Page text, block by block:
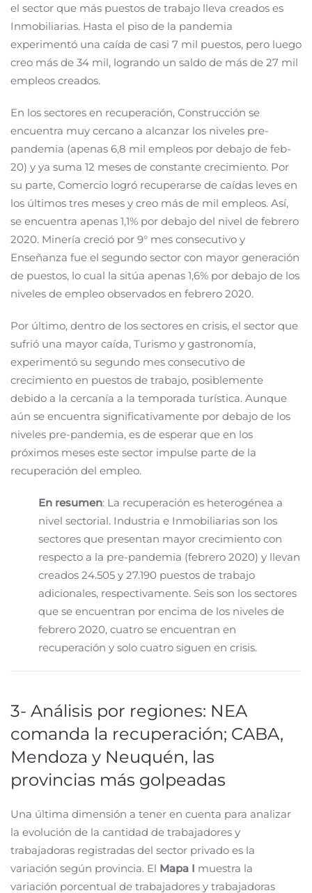
el sector que más puestos de trabajo lleva creados es
Inmobiliarias. Hasta el piso de la pandemia
experimentó una caída de casi 7 mil puestos, pero luego
creo más de 34 mil, logrando un saldo de más de 27 mil
empleos creados.
En los sectores en recuperación, Construcción se
encuentra muy cercano a alcanzar los niveles pre-
pandemia (apenas 6,8 mil empleos por debajo de feb-
20) y ya suma 12 meses de constante crecimiento. Por
su parte, Comercio logró recuperarse de caídas leves en
los últimos tres meses y creo más de mil empleos. Así,
se encuentra apenas 1,1% por debajo del nivel de febrero
2020. Minería creció por 9° mes consecutivo y
Enseñanza fue el segundo sector con mayor generación
de puestos, lo cual la sitúa apenas 1,6% por debajo de los
niveles de empleo observados en febrero 2020.
Por último, dentro de los sectores en crisis, el sector que
sufrió una mayor caída, Turismo y gastronomía,
experimentó su segundo mes consecutivo de
crecimiento en puestos de trabajo, posiblemente
debido a la cercanía a la temporada turística. Aunque
aún se encuentra significativamente por debajo de los
niveles pre-pandemia, es de esperar que en los
próximos meses este sector impulse parte de la
recuperación del empleo.
En resumen: La recuperación es heterogénea a
nivel sectorial. Industria e Inmobiliarias son los
sectores que presentan mayor crecimiento con
respecto a la pre-pandemia (febrero 2020) y llevan
creados 24.505 y 27.190 puestos de trabajo
adicionales, respectivamente. Seis son los sectores
que se encuentran por encima de los niveles de
febrero 2020, cuatro se encuentran en
recuperación y solo cuatro siguen en crisis.
3- Análisis por regiones: NEA
comanda la recuperación; CABA,
Mendoza y Neuquén, las
provincias más golpeadas
Una última dimensión a tener en cuenta para analizar
la evolución de la cantidad de trabajadores y
trabajadoras registradas del sector privado es la
variación según provincia. El Mapa I muestra la
variación porcentual de trabajadores y trabajadoras